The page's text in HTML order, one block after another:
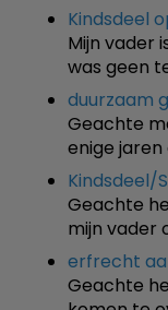
Kindsdeel
Mijn vader
was geen
duurzaam
Geachte
enige
Kindsdeel/
Geachte
mijn vader
erfrecht
Geachte